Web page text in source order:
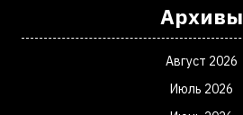
Архивы
Август 2026
Июль 2026